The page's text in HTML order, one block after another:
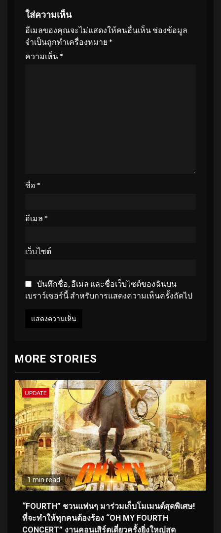
ใส่ความเห็น
อีเมลของคุณจะไม่แสดงให้คนอื่นเห็น ช่องข้อมูล
จำเป็นถูกทำเครื่องหมาย *
ความเห็น*
ชื่อ *
อีเมล *
เว็บไซต์
บันทึกชื่อ, อีเมล และชื่อเว็บไซต์ของฉันบน
เบราว์เซอร์นี้ สำหรับการแสดงความเห็นครั้งถัดไป
MORE STORIES
UPDATE
1 min read
“FOURTH” ชวนแฟนๆ มาร่วมเก็บโมเมนต์สุดพิเศษ!
ที่จะทำให้ทุกคนต้องร้อง “OH MY FOURTH
CONCERT” งานคอนเสิร์ตเดี่ยวครั้งยิ่งใหญ่สุด